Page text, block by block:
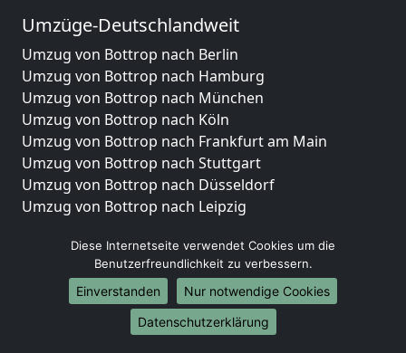
Umzüge-Deutschlandweit
Umzug von Bottrop nach Berlin
Umzug von Bottrop nach Hamburg
Umzug von Bottrop nach München
Umzug von Bottrop nach Köln
Umzug von Bottrop nach Frankfurt am Main
Umzug von Bottrop nach Stuttgart
Umzug von Bottrop nach Düsseldorf
Umzug von Bottrop nach Leipzig
Umzug von Bottrop nach Essen
Umzug von Bottrop nach Bremen
Umzug von Bottrop nach Dresden
Umzug von Bottrop nach Hannover
Umzug von Bottrop nach Nürnberg
Diese Internetseite verwendet Cookies um die
Benutzerfreundlichkeit zu verbessern.
Einverstanden
Nur notwendige Cookies
Datenschutzerklärung